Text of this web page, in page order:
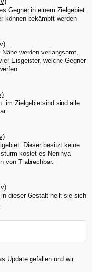
Gegner in einem Zielgebiet
können bekämpft werden
werden verlangsamt,
Eisgeister, welche Gegner
im Zielgebietsind sind alle
Dieser besitzt keine
kostet es Neninya
von T abrechbar.
dieser Gestalt heilt sie sich
Update gefallen und wir